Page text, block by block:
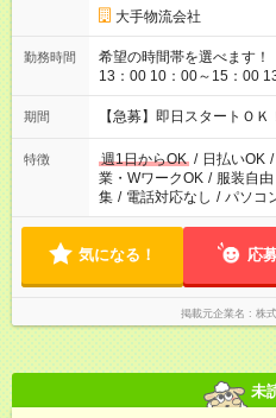
大手物流会社
勤務時間
希望の時間帯を選べます！
13：00 10：00～15：00
シフト例：8時間～＞ ・
22：00～翌6：00 など！
期間 【急募】即日スタートＯ
特徴 週1日からOK / 日払いOK /
業・WワークOK / 服装自由
集 / 電話対応なし / パソコ
気になる！ 応
掲載元企業名 株
未